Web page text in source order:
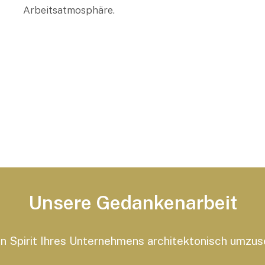
Arbeitsatmosphäre.
Unsere Gedankenarbeit
Spirit Ihres Unternehmens architektonisch